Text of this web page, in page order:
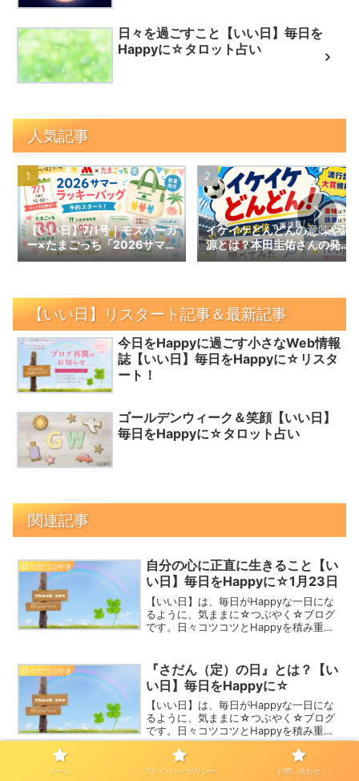
日々を過ごすこと【いい日】毎日を
Happyに☆タロット占い
人気記事
【いい日】7/1号｜モスバーガ
ー×たまごっち「2026サマー
ラッキーバッグ」予約スター
イケイケどんどんの意味や語
源とは？本田圭佑さんの発言
で話題の言葉を調べてみた｜
【いい日】リスタート記事＆最新記事
今日をHappyに過ごす小さなWeb情報
誌【いい日】毎日をHappyに☆リスタ
ート！
ゴールデンウィーク＆笑顔【いい日】
毎日をHappyに☆タロット占い
関連記事
日々のつぶやき
自分の心に正直に生きること【い
い日】毎日をHappyに☆1月23日
【いい日】は、毎日がHappyな一日にな
るように、気ままに☆つぶやく☆ブログ
です。日々コツコツとHappyを積み重ね
葉：寿ぎ・陰徳Happy☆つぶやき“正直...
日々のつぶやき
『さだん（定）の日』とは？【い
い日】毎日をHappyに☆
【いい日】は、毎日がHappyな一日にな
るように、気ままに☆つぶやく☆ブログ
です。日々コツコツとHappyを積み重ね
て、一緒にHappyな一年にしましょう！
サフラン|11月4日誕生花花言葉：歓喜・
陽気Happy☆つぶやき本日は、大安・天
日々のつぶやき
なるようにしかならないなら、出
ホーム プライバシーポリシー お問い合わせ